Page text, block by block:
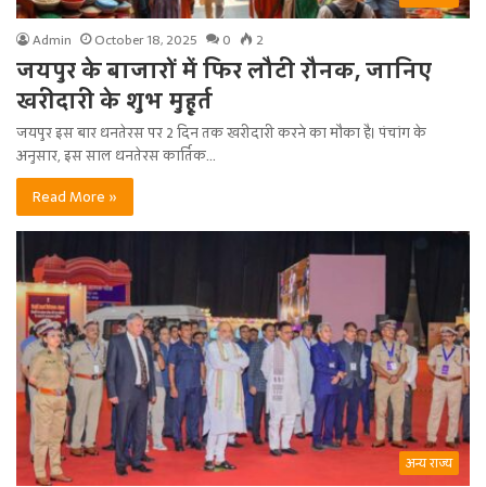
Admin October 18, 2025 0 2
जयपुर के बाजारों में फिर लौटी रौनक, जानिए
खरीदारी के शुभ मुहूर्त
जयपुर इस बार धनतेरस पर 2 दिन तक खरीदारी करने का मौका है। पंचांग के
अनुसार, इस साल धनतेरस कार्तिक…
Read More »
अन्य राज्य